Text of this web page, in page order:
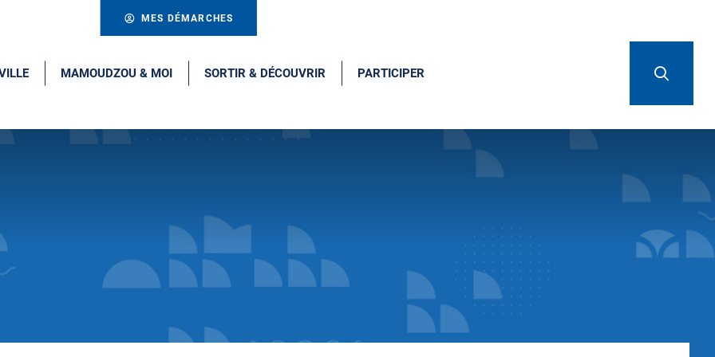
MES DÉMARCHES
MAMOUDZOU & MOI SORTIR & DÉCOUVRIR PARTICIPER